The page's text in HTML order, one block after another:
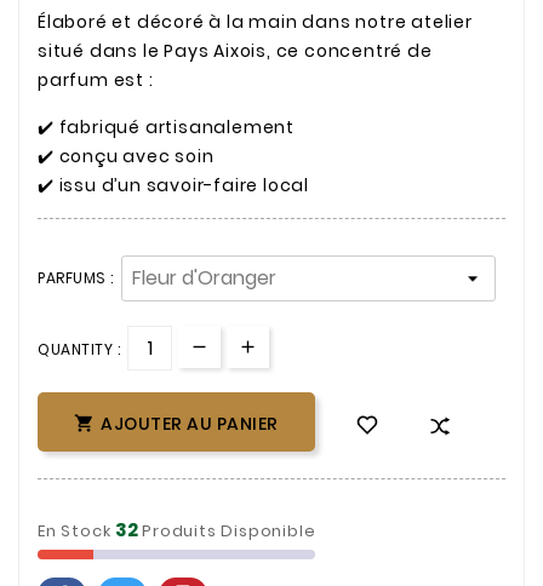
Élaboré et décoré à la main dans notre atelier
situé dans le Pays Aixois, ce concentré de
parfum est :
✔️ fabriqué artisanalement
✔️ conçu avec soin
✔️ issu d’un savoir-faire local
PARFUMS :
QUANTITY :
 AJOUTER AU PANIER
En Stock 32Produits Disponible